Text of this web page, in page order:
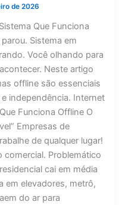
de 2026
Que Funciona
Sistema em
Você olhando para
Neste artigo
offline são essenciais
independência. Internet
Funciona Offline O
Empresas de
de qualquer lugar!
comercial. Problemático
cai em média
em elevadores, metrô,
do ar para